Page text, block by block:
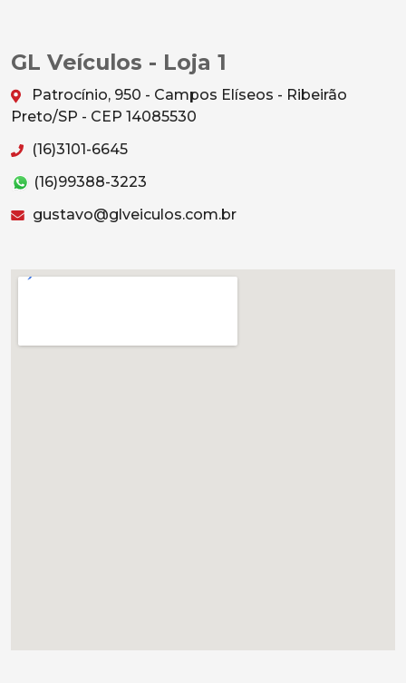
GL Veículos - Loja 1
Patrocínio, 950 - Campos Elíseos - Ribeirão
Preto/SP - CEP 14085530
(16)3101-6645
(16)99388-3223
gustavo@glveiculos.com.br